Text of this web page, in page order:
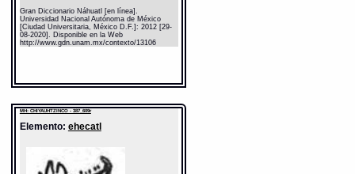
Gran Diccionario Náhuatl [en línea].
Universidad Nacional Autónoma de México
[Ciudad Universitaria, México D.F.]: 2012 [29-
08-2020]. Disponible en la Web
http://www.gdn.unam.mx/contexto/13106
MH: CHIYAUHTZINCO - 387_609r
Elemento: ehecatl